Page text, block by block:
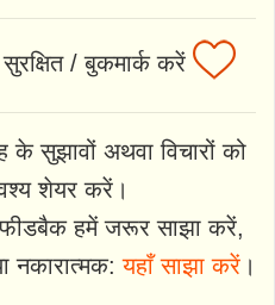
/ बुकमार्क करें
सुझावों अथवा विचारों को
शेयर करें।
हमें जरूर साझा करें,
नकारात्मक:यहाँ साझा करें।